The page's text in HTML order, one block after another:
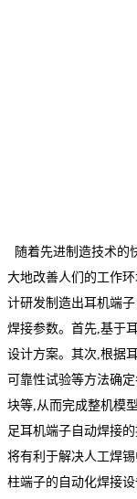
随着先进制造技术的
大地改善人们的工作
计研发制造出耳机端
焊接参数。首先,基于
设计方案。其次,根据
可靠性试验等方法确
块等,从而完成整机模
足耳机端子自动焊接
将有利于解决人工焊
柱端子的自动化焊接